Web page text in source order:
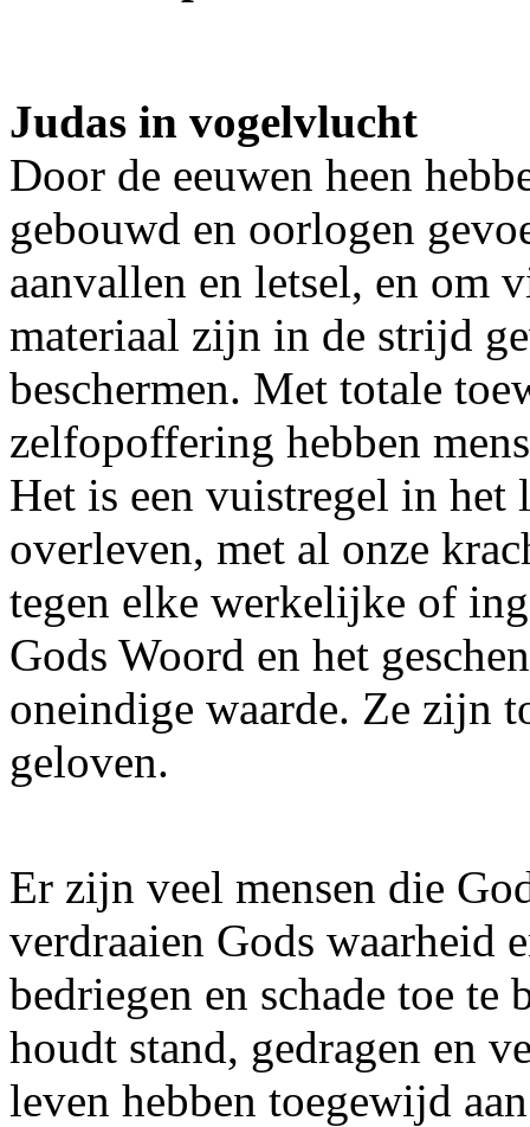
Judas in vogelvlucht
Door de eeuwen heen
gebouwd en oorlogen
aanvallen en letsel, en om
materiaal zijn in de strijd
beschermen. Met totale
zelfopoffering hebben
Het is een vuistregel in het
overleven, met al onze
tegen elke werkelijke of
Gods Woord en het
oneindige waarde. Ze zijn
geloven.
Er zijn veel mensen die
verdraaien Gods waarheid
bedriegen en schade toe te
houdt stand, gedragen en
leven hebben toegewijd